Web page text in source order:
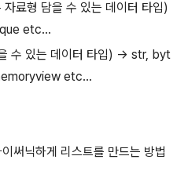
료형 담을 수 있는 데이터 타입)
etc...
수 있는 데이터 타입) -> str, byt
etc...
써닉하게 리스트를 만드는 방법